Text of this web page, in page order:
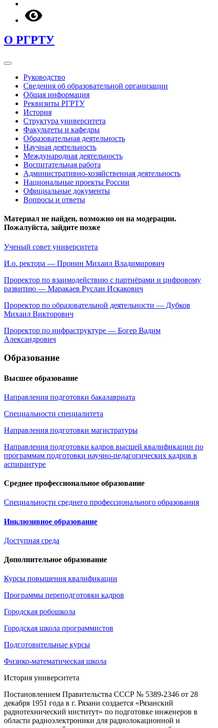
О РГРТУ
Руководство
Сведения об образовательной организации
Общая информация
Реквизиты РГРТУ
История
Структура университета
Факультеты и кафедры
Образовательная деятельность
Научная деятельность
Международная деятельность
Воспитательная работа
Административно-хозяйственная деятельность
Национальные проекты России
Официальные документы
Вопросы и ответы
Материал не найден, возможно он на модерации.
Пожалуйста, зайдите позже
Ученый совет университета
И.о. ректора — Пронин Михаил Владимирович
Проректор по взаимодействию с партнёрами и цифровому
развитию — Маракаев Руслан Искакович
Проректор по образовательной деятельности — Дубков
Михаил Викторович
Проректор по инфраструктуре — Богер Вадим
Александрович
Образование
Высшее образование
Направления подготовки бакалавриата
Специальности специалитета
Направления подготовки магистратуры
Направления подготовки кадров высшей квалификации по
программам подготовки научно-педагогических кадров в
аспирантуре
Среднее профессиональное образование
Специальности среднего профессионального образования
Инклюзивное образование
Доступная среда
Дополнительное образование
Курсы повышения квалификации
Программы переподготовки кадров
Городская робошкола
Городская школа программистов
Подготовительные курсы
Физико-математическая школа
История университета
Постановлением Правительства СССР № 5389-2346 от 28
декабря 1951 года в г. Рязани создается «Рязанский
радиотехнический институт» по подготовке инженеров в
области радиоэлектроники для радиолокационной и